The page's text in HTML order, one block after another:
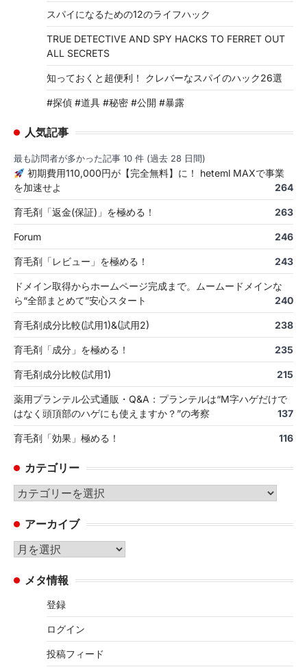
スパイになるための12のライフハック
TRUE DETECTIVE AND SPY HACKS TO FERRET OUT
ALL SECRETS
知っておくと超便利！ クレバーなスパイのハック26選
#探偵 #道具 #秘密 #公開 #暴露
人気記事
最も訪問者が多かった記事 10 件 (過去 28 日間)
初期費用110,000円が【完全無料】に！ heteml MAXで事業
を加速せよ
264
育毛剤「返金(保証)」を極める！ 263
Forum 246
育毛剤「レビュー」を極める！ 243
ドメイン取得からホームページ完成まで。ムームードメインな
ら“全部まとめて”安心スタート
240
育毛剤成分比較(試用1)&(試用2) 238
育毛剤「成分」を極める！ 235
育毛剤成分比較(試用1) 215
薬用プランテル公式通販・Q&A：プランテルは“M字ハゲだけで
はなく頭頂部のハゲにも使えますか？”の考察
137
育毛剤「効果」極める！ 116
カテゴリー
カ
ゴ
リ
ー
アーカイブ
ア
カ メタ情報
登録
ログイン
投稿フィード